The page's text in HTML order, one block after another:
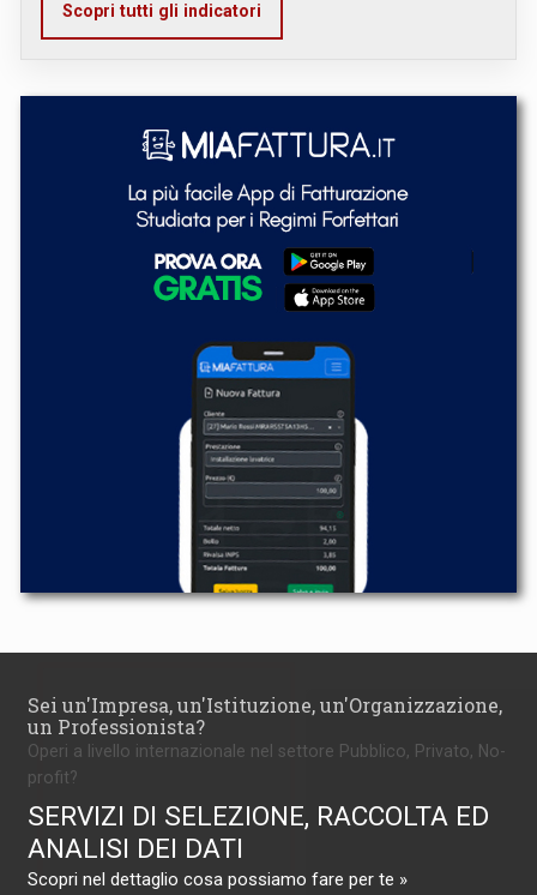
Scopri tutti gli indicatori
Sei un'Impresa, un'Istituzione, un'Organizzazione,
un Professionista?
Operi a livello internazionale nel settore Pubblico, Privato, No-
profit?
SERVIZI DI SELEZIONE, RACCOLTA ED
ANALISI DEI DATI
Scopri nel dettaglio cosa possiamo fare per te »